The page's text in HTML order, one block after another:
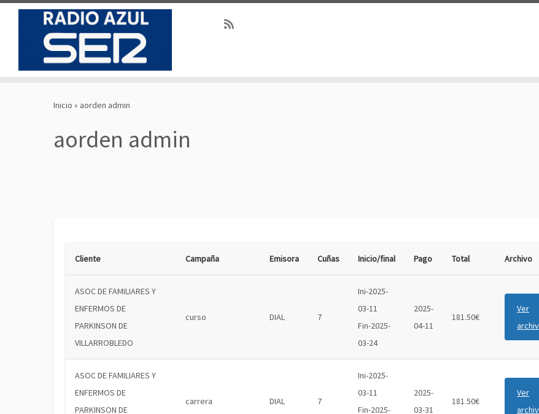
Inicio » aorden admin
aorden admin
Cliente Campaña Emisora Cuñas Inicio/final Pago Total Archivo
ASOC DE FAMILIARES Y
ENFERMOS DE
PARKINSON DE
VILLARROBLEDO
curso DIAL 7
Ini-2025-
03-11
Fin-2025-
03-24
2025-
04-11
181.50€
Ver
ASOC DE FAMILIARES Y
ENFERMOS DE
PARKINSON DE
carrera DIAL 7
Ini-2025-
03-11
Fin-2025-
2025-
03-31
181.50€
Ver